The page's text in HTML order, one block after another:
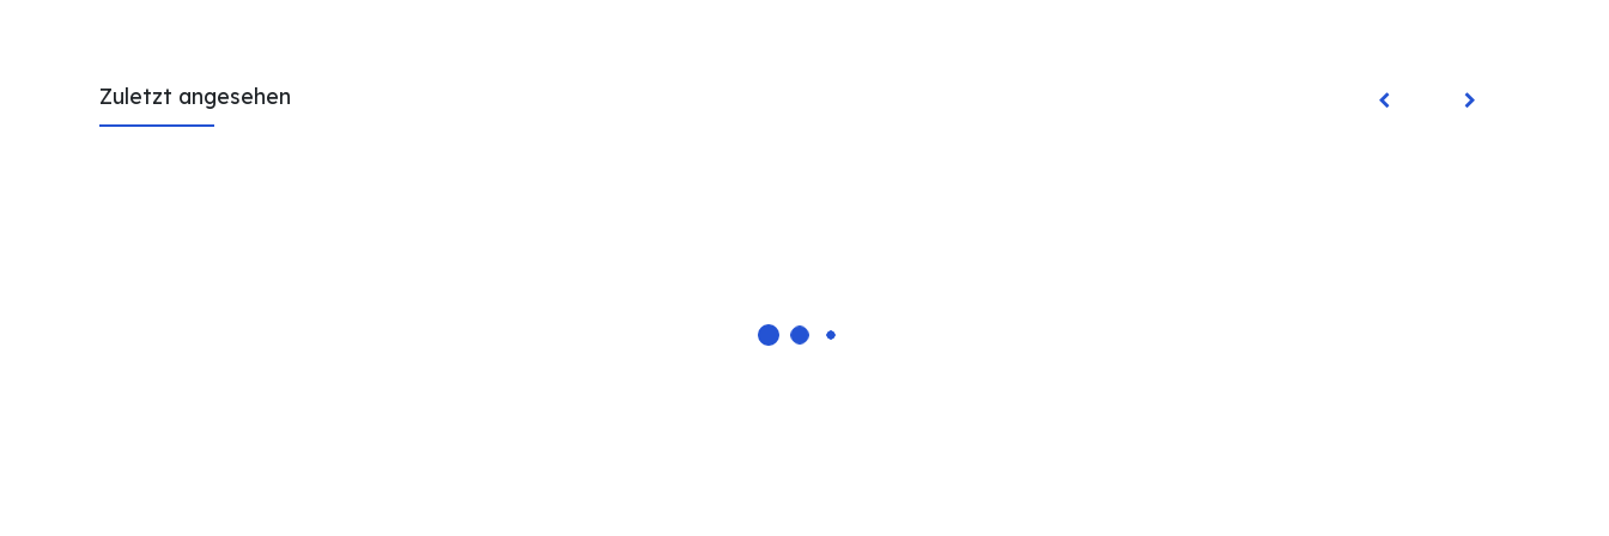
Zuletzt angesehen